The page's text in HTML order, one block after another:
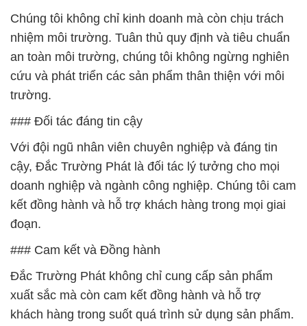
Chúng tôi không chỉ kinh doanh mà còn chịu trách
nhiệm môi trường. Tuân thủ quy định và tiêu chuẩn
an toàn môi trường, chúng tôi không ngừng nghiên
cứu và phát triển các sản phẩm thân thiện với môi
trường.
### Đối tác đáng tin cậy
Với đội ngũ nhân viên chuyên nghiệp và đáng tin
cậy, Đắc Trường Phát là đối tác lý tưởng cho mọi
doanh nghiệp và ngành công nghiệp. Chúng tôi cam
kết đồng hành và hỗ trợ khách hàng trong mọi giai
đoạn.
### Cam kết và Đồng hành
Đắc Trường Phát không chỉ cung cấp sản phẩm
xuất sắc mà còn cam kết đồng hành và hỗ trợ
khách hàng trong suốt quá trình sử dụng sản phẩm.